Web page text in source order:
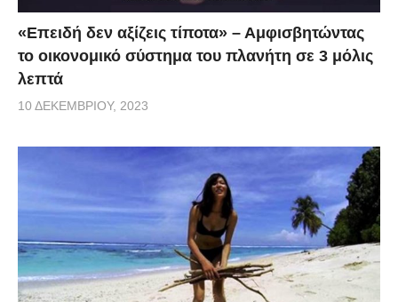
«Επειδή δεν αξίζεις τίποτα» – Αμφισβητώντας
το οικονομικό σύστημα του πλανήτη σε 3 μόλις
λεπτά
10 ΔΕΚΕΜΒΡΊΟΥ, 2023